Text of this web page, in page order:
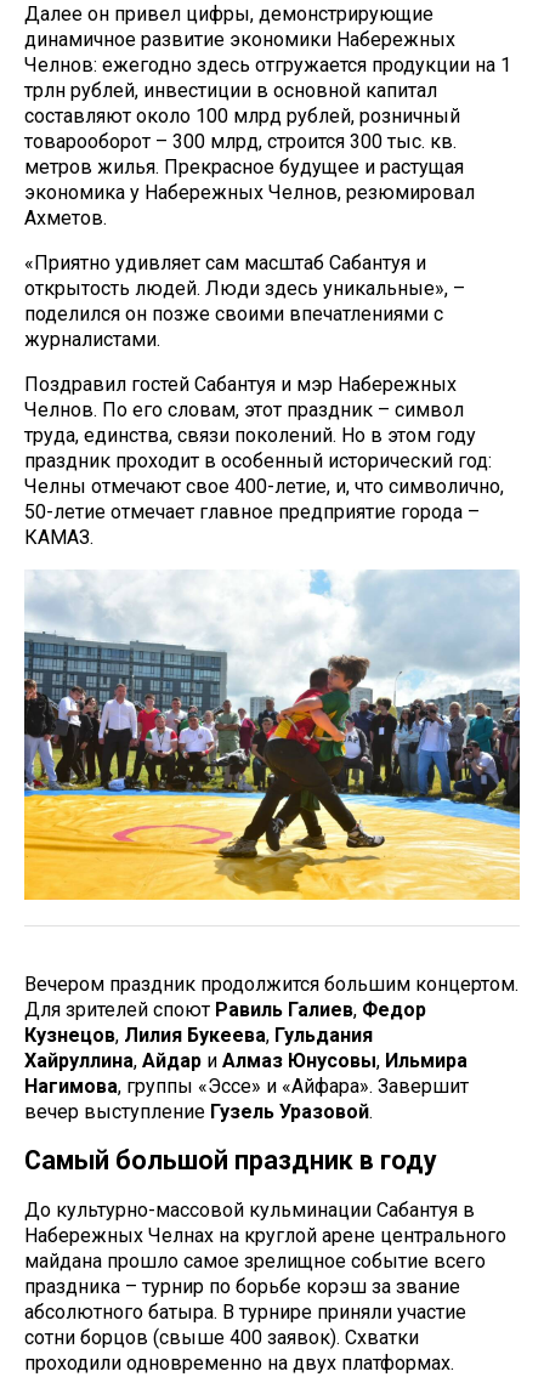
Далее он привел цифры, демонстрирующие
динамичное развитие экономики Набережных
Челнов: ежегодно здесь отгружается продукции на 1
трлн рублей, инвестиции в основной капитал
составляют около 100 млрд рублей, розничный
товарооборот – 300 млрд, строится 300 тыс. кв.
метров жилья. Прекрасное будущее и растущая
экономика у Набережных Челнов, резюмировал
Ахметов.
«Приятно удивляет сам масштаб Сабантуя и
открытость людей. Люди здесь уникальные», –
поделился он позже своими впечатлениями с
журналистами.
Поздравил гостей Сабантуя и мэр Набережных
Челнов. По его словам, этот праздник – символ
труда, единства, связи поколений. Но в этом году
праздник проходит в особенный исторический год:
Челны отмечают свое 400-летие, и, что символично,
50-летие отмечает главное предприятие города –
КАМАЗ.
Вечером праздник продолжится большим концертом.
Для зрителей споют Равиль Галиев, Федор
Кузнецов, Лилия Букеева, Гульдания
Хайруллина, Айдар и Алмаз Юнусовы, Ильмира
Нагимова, группы «Эссе» и «Айфара». Завершит
вечер выступление Гузель Уразовой.
Самый большой праздник в году
До культурно-массовой кульминации Сабантуя в
Набережных Челнах на круглой арене центрального
майдана прошло самое зрелищное событие всего
праздника – турнир по борьбе корэш за звание
абсолютного батыра. В турнире приняли участие
сотни борцов (свыше 400 заявок). Схватки
проходили одновременно на двух платформах.